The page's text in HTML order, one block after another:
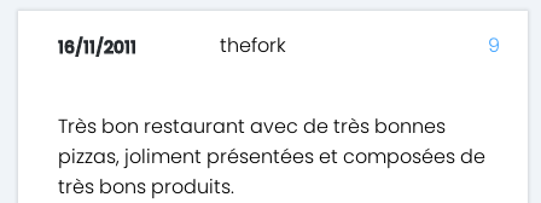
16/11/2011 thefork
Très bon restaurant avec de très bonnes
pizzas, joliment présentées et composées de
très bons produits.
9